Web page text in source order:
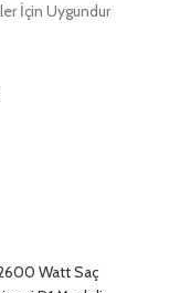
İçin Uygundur